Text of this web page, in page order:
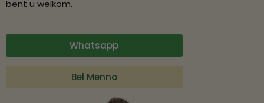
bent u welkom.
Whatsapp
Bel Menno